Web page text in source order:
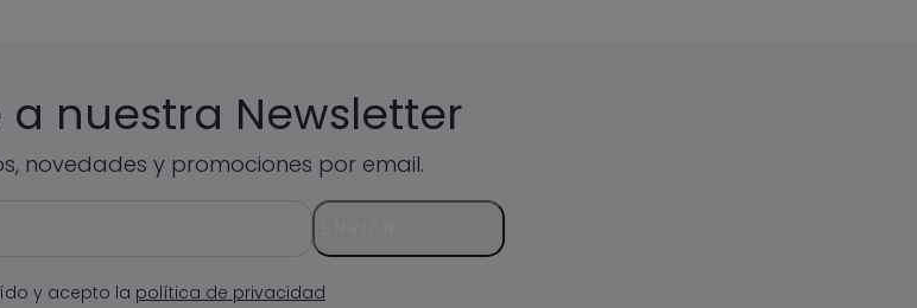
a nuestra Newsletter
novedades y promociones por email.
y acepto la política de privacidad